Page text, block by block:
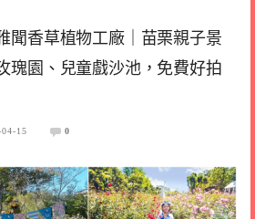
聞香草植物工廠｜苗栗親子景
瑰園、兒童戲沙池，免費好拍
15 0